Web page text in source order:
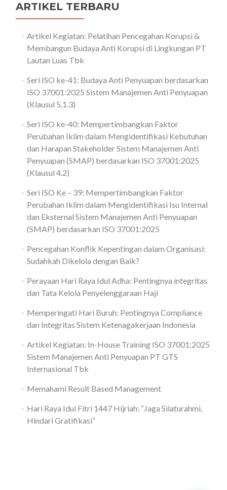
ARTIKEL TERBARU
Artikel Kegiatan: Pelatihan Pencegahan Korupsi &
Membangun Budaya Anti Korupsi di Lingkungan PT
Lautan Luas Tbk
Seri ISO ke-41: Budaya Anti Penyuapan berdasarkan
ISO 37001:2025 Sistem Manajemen Anti Penyuapan
(Klausul 5.1.3)
Seri ISO ke-40: Mempertimbangkan Faktor
Perubahan Iklim dalam Mengidentifikasi Kebutuhan
dan Harapan Stakeholder Sistem Manajemen Anti
Penyuapan (SMAP) berdasarkan ISO 37001:2025
(Klausul 4.2)
Seri ISO Ke – 39: Mempertimbangkan Faktor
Perubahan Iklim dalam Mengidentifikasi Isu Internal
dan Eksternal Sistem Manajemen Anti Penyuapan
(SMAP) berdasarkan ISO 37001:2025
Pencegahan Konflik Kepentingan dalam Organisasi:
Sudahkah Dikelola dengan Baik?
Perayaan Hari Raya Idul Adha: Pentingnya integritas
dan Tata Kelola Penyelenggaraan Haji
Memperingati Hari Buruh: Pentingnya Compliance
dan Integritas Sistem Ketenagakerjaan Indonesia
Artikel Kegiatan: In-House Training ISO 37001:2025
Sistem Manajemen Anti Penyuapan PT GTS
Internasional Tbk
Memahami Result Based Management
Hari Raya Idul Fitri 1447 Hijriah: “Jaga Silaturahmi,
Hindari Gratifikasi”